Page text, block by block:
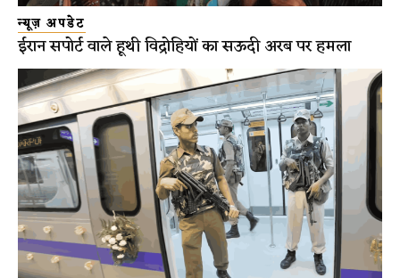
न्यूज़ अपडेट
ईरान सपोर्ट वाले हूथी विद्रोहियों का सऊदी अरब पर हमला